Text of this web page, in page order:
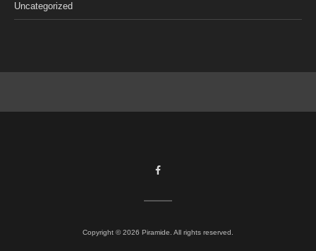
Uncategorized
Facebook
Copyright © 2026 Piramide. All rights reserved.